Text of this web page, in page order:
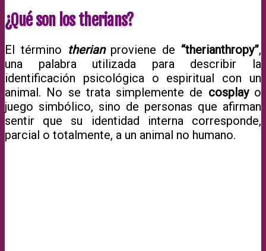
¿Qué son los therians?
El término therianproviene de “therianthropy”,
una palabra utilizada para describir la
identificación psicológica o espiritual con un
animal. No se trata simplemente de cosplayo
juego simbólico, sino de personas que afirman
sentir que su identidad interna corresponde,
parcial o totalmente, a un animal no humano.